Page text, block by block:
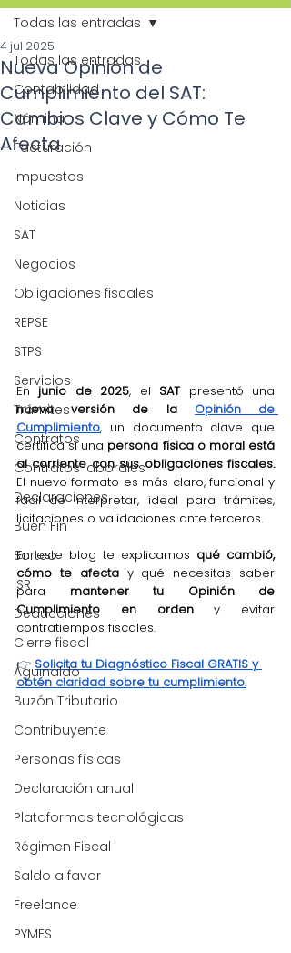
Todas las entradas
Contabilidad
Nómina
Facturación
Impuestos
Noticias
SAT
Negocios
Obligaciones fiscales
REPSE
STPS
Servicios
Trámites
Contratos
Contratos laborales
Declaraciones
Buen Fin
Sorteo
ISR
Deducciones
Cierre fiscal
Aguinaldo
Buzón Tributario
Contribuyente
Personas físicas
Declaración anual
Plataformas tecnológicas
Régimen Fiscal
Saldo a favor
Freelance
PYMES
Todas las entradas
Nueva Opinión de
Cumplimiento del SAT:
Cambios Clave y Cómo Te
Afecta
4 jul 2025
En junio de 2025, el SAT
nueva versión de la Opinión de
Cumplimiento, un documento clave que
certifica si una persona física o moral está
al corriente con sus obligaciones fiscales.
El nuevo formato es más claro, funcional y
fácil de interpretar, ideal para trámites,
licitaciones o validaciones ante terceros.
En este blog te explicamos qué cambió,
cómo te afecta y qué necesitas saber
para mantener tu Opinión de
Cumplimiento en orden y evitar
contratiempos fiscales.
👉 Solicita tu Diagnóstico Fiscal GRATIS y
obtén claridad sobre tu cumplimiento.